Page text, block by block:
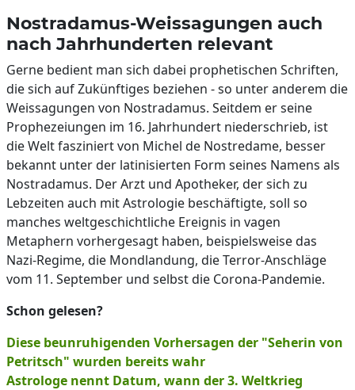
Nostradamus-Weissagungen auch
nach Jahrhunderten relevant
Gerne bedient man sich dabei prophetischen Schriften,
die sich auf Zukünftiges beziehen - so unter anderem die
Weissagungen von Nostradamus. Seitdem er seine
Prophezeiungen im 16. Jahrhundert niederschrieb, ist
die Welt fasziniert von Michel de Nostredame, besser
bekannt unter der latinisierten Form seines Namens als
Nostradamus. Der Arzt und Apotheker, der sich zu
Lebzeiten auch mit Astrologie beschäftigte, soll so
manches weltgeschichtliche Ereignis in vagen
Metaphern vorhergesagt haben, beispielsweise das
Nazi-Regime, die Mondlandung, die Terror-Anschläge
vom 11. September und selbst die Corona-Pandemie.
Schon gelesen?
Diese beunruhigenden Vorhersagen der "Seherin von
Petritsch" wurden bereits wahr
Astrologe nennt Datum, wann der 3. Weltkrieg